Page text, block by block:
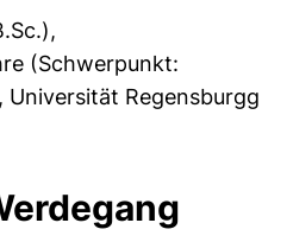
(Schwerpunkt:
Regensburgg